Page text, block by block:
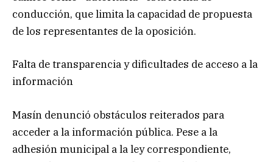
conducción, que limita la capacidad de propuesta
de los representantes de la oposición.
Falta de transparencia y dificultades de acceso a la
información
Masín denunció obstáculos reiterados para
acceder a la información pública. Pese a la
adhesión municipal a la ley correspondiente,